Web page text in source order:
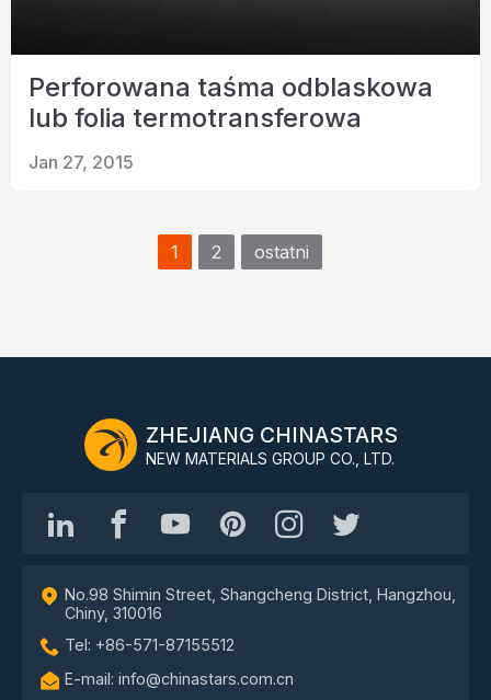
Perforowana taśma odblaskowa
lub folia termotransferowa
Jan 27, 2015
1 2 ostatni
ZHEJIANG CHINASTARS
NEW MATERIALS GROUP CO., LTD.
No.98 Shimin Street, Shangcheng District, Hangzhou,
Chiny, 310016
Tel: +86-571-87155512
E-mail: info@chinastars.com.cn